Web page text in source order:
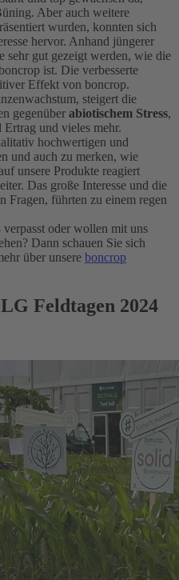
Aber auch weitere
wurden, konnten sich
hervor. Anhand jüngerer
sehr gut gezeigt werden, wie die
ist. Die verbesserte
Effekt von boncrop.
steigert die
gegenüber abiotischem Stress,
und vieles mehr.
hochwertigen und
und auch zu merken, wie
unsere Produkte reagiert
Das große Interesse und die
Fragen, führten zu einem regen
oder wollen mit uns
Dann schauen Sie sich
über unsere boncrop
Feldtagen 2024